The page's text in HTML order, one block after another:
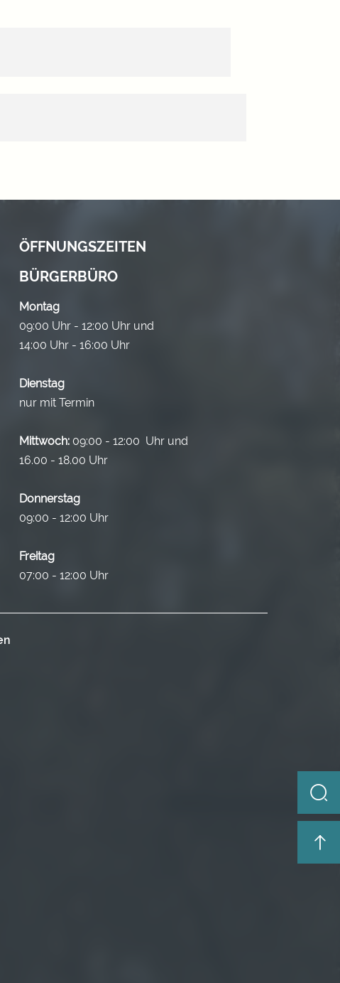
ÖFFNUNGSZEITEN
BÜRGERBÜRO
Montag
09:00 Uhr - 12:00 Uhr und
14:00 Uhr - 16:00 Uhr
Dienstag
nur mit Termin
Mittwoch: 09:00 - 12:00 Uhr und
16.00 - 18.00 Uhr
Donnerstag
09:00 - 12:00 Uhr
Freitag
07:00 - 12:00 Uhr